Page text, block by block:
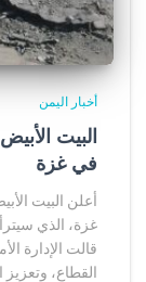
أخبار اليمن
البيت
في غزة
أعلن البيت
غزة، الذي
قالت الإدارة
القطاع،